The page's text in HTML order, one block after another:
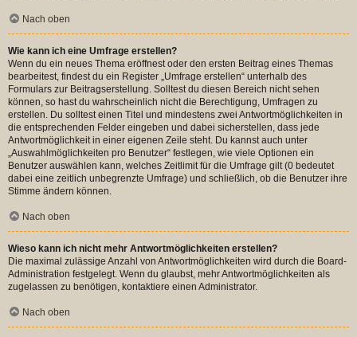
Nach oben
Wie kann ich eine Umfrage erstellen?
Wenn du ein neues Thema eröffnest oder den ersten Beitrag eines Themas
bearbeitest, findest du ein Register „Umfrage erstellen“ unterhalb des
Formulars zur Beitragserstellung. Solltest du diesen Bereich nicht sehen
können, so hast du wahrscheinlich nicht die Berechtigung, Umfragen zu
erstellen. Du solltest einen Titel und mindestens zwei Antwortmöglichkeiten in
die entsprechenden Felder eingeben und dabei sicherstellen, dass jede
Antwortmöglichkeit in einer eigenen Zeile steht. Du kannst auch unter
„Auswahlmöglichkeiten pro Benutzer“ festlegen, wie viele Optionen ein
Benutzer auswählen kann, welches Zeitlimit für die Umfrage gilt (0 bedeutet
dabei eine zeitlich unbegrenzte Umfrage) und schließlich, ob die Benutzer ihre
Stimme ändern können.
Nach oben
Wieso kann ich nicht mehr Antwortmöglichkeiten erstellen?
Die maximal zulässige Anzahl von Antwortmöglichkeiten wird durch die Board-
Administration festgelegt. Wenn du glaubst, mehr Antwortmöglichkeiten als
zugelassen zu benötigen, kontaktiere einen Administrator.
Nach oben